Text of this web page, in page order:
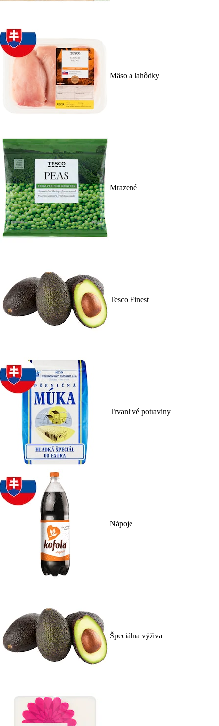
Mäso a lahôdky
Mrazené
Tesco Finest
Trvanlivé potraviny
Nápoje
Špeciálna výživa